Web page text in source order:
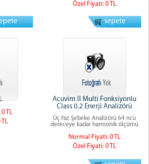
Özel Fiyati: 0 TL
sepete
ekle
TL
Acuvim II Multi Fonksiyonlu
Class 0.2 Enerji Analizörü
Üç Faz Şebeke Analizörü 64 ncü
dereceye kadar harmonik ölçümü
Normal Fiyati: 0 TL
Özel Fiyati: 0 TL